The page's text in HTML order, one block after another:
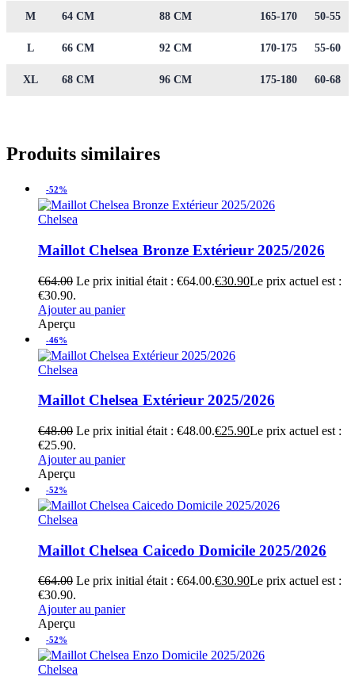
M 64 CM 88 CM 165-170 50-55
L 66 CM 92 CM 170-175 55-60
XL 68 CM 96 CM 175-180 60-68
Produits similaires
-52%
Chelsea
Maillot Chelsea Bronze Extérieur 2025/2026
€64.00 Le prix initial était : €64.00.€30.90Le prix actuel est :
€30.90.
Ajouter au panier
Aperçu
-46%
Chelsea
Maillot Chelsea Extérieur 2025/2026
€48.00 Le prix initial était : €48.00.€25.90Le prix actuel est :
€25.90.
Ajouter au panier
Aperçu
-52%
Chelsea
Maillot Chelsea Caicedo Domicile 2025/2026
€64.00 Le prix initial était : €64.00.€30.90Le prix actuel est :
€30.90.
Ajouter au panier
Aperçu
-52%
Chelsea